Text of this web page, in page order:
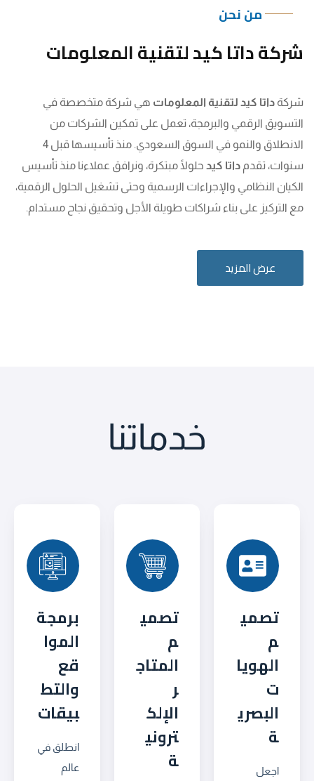
من نحن
شركة داتا كيد لتقنية المعلومات
شركة داتا كيد لتقنية المعلومات هي شركة متخصصة في
التسويق الرقمي والبرمجة، تعمل على تمكين الشركات من
الانطلاق والنمو في السوق السعودي. منذ تأسيسها قبل 4
سنوات، تقدم داتا كيد حلولًا مبتكرة، ونرافق عملاءنا منذ تأسيس
الكيان النظامي والإجراءات الرسمية وحتى تشغيل الحلول الرقمية،
مع التركيز على بناء شراكات طويلة الأجل وتحقيق نجاح مستدام.
عرض المزيد
خدماتنا
تصمي
م
الهويا
ت
البصري
ة
اجعل
تصمي
م
المتاج
ر
الإلك
تروني
ة
برمجة
الموا
قع
والتط
بيقات
انطلق في
عالم